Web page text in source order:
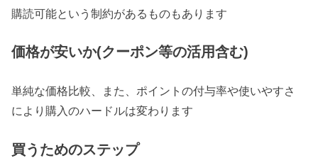
購読可能という制約があるものもあります
価格が安いか(クーポン等の活用含む)
単純な価格比較、また、ポイントの付与率や使いやすさ
により購入のハードルは変わります
買うためのステップ